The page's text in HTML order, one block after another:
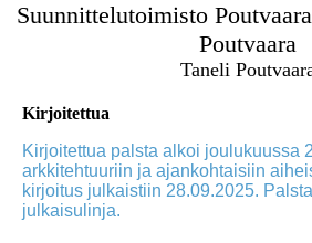
Suunnittelutoimisto
Poutvaara
Taneli
Kirjoitettua
Kirjoitettua palsta alkoi joulukuussa
arkkitehtuuriin ja ajankohtaisiin
kirjoitus julkaistiin 28.09.2025.
julkaisulinja.